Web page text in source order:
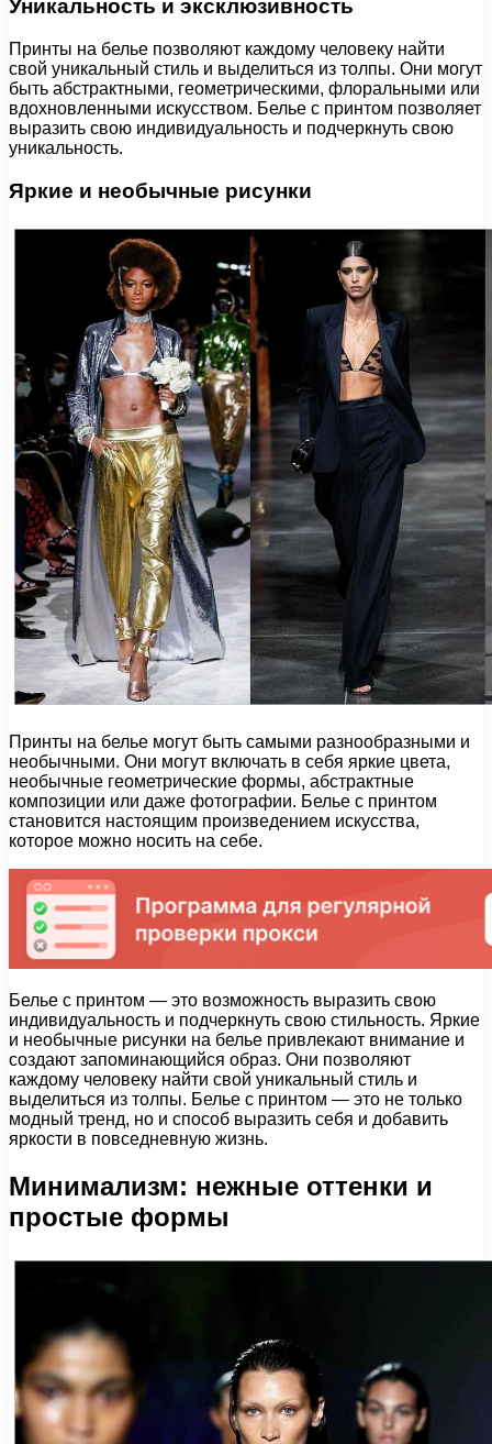
Уникальность и эксклюзивность
Принты на белье позволяют каждому человеку найти
свой уникальный стиль и выделиться из толпы. Они могут
быть абстрактными, геометрическими, флоральными или
вдохновленными искусством. Белье с принтом позволяет
выразить свою индивидуальность и подчеркнуть свою
уникальность.
Яркие и необычные рисунки
Принты на белье могут быть самыми разнообразными и
необычными. Они могут включать в себя яркие цвета,
необычные геометрические формы, абстрактные
композиции или даже фотографии. Белье с принтом
становится настоящим произведением искусства,
которое можно носить на себе.
Белье с принтом — это возможность выразить свою
индивидуальность и подчеркнуть свою стильность. Яркие
и необычные рисунки на белье привлекают внимание и
создают запоминающийся образ. Они позволяют
каждому человеку найти свой уникальный стиль и
выделиться из толпы. Белье с принтом — это не только
модный тренд, но и способ выразить себя и добавить
яркости в повседневную жизнь.
Минимализм: нежные оттенки и
простые формы